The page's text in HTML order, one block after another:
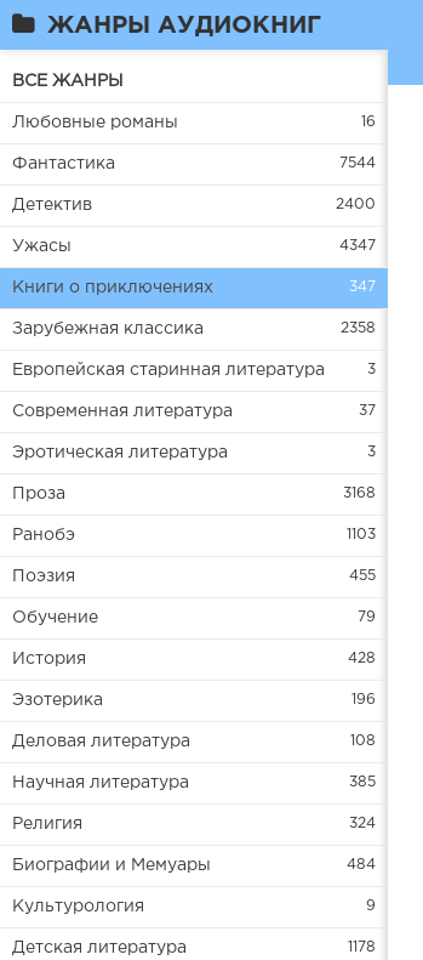
ЖАНРЫ АУДИОКНИГ
ВСЕ ЖАНРЫ
Любовные романы 16
Фантастика 7544
Детектив 2400
Ужасы 4347
Книги о приключениях 347
Зарубежная классика 2358
Европейская старинная литература 3
Современная литература 37
Эротическая литература 3
Проза 3168
Ранобэ 1103
Поэзия 455
Обучение 79
История 428
Эзотерика 196
Деловая литература 108
Научная литература 385
Религия 324
Биографии и Мемуары 484
Культурология 9
Детская литература 1178